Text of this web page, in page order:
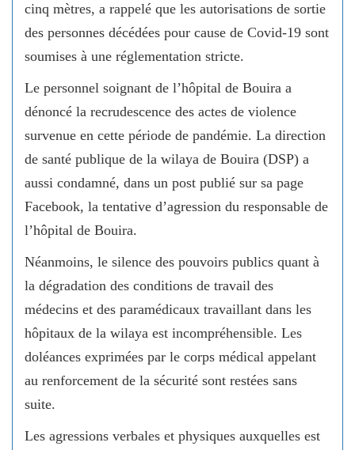
cinq mètres, a rappelé que les autorisations de sortie
des personnes décédées pour cause de Covid-19 sont
soumises à une réglementation stricte.
Le personnel soignant de l’hôpital de Bouira a
dénoncé la recrudescence des actes de violence
survenue en cette période de pandémie. La direction
de santé publique de la wilaya de Bouira (DSP) a
aussi condamné, dans un post publié sur sa page
Facebook, la tentative d’agression du responsable de
l’hôpital de Bouira.
Néanmoins, le silence des pouvoirs publics quant à
la dégradation des conditions de travail des
médecins et des paramédicaux travaillant dans les
hôpitaux de la wilaya est incompréhensible. Les
doléances exprimées par le corps médical appelant
au renforcement de la sécurité sont restées sans
suite.
Les agressions verbales et physiques auxquelles est